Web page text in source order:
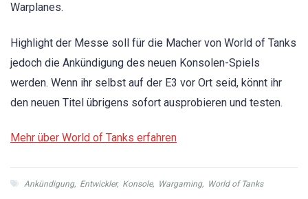
Warplanes.
Highlight der Messe soll für die Macher von World of Tanks
jedoch die Ankündigung des neuen Konsolen-Spiels
werden. Wenn ihr selbst auf der E3 vor Ort seid, könnt ihr
den neuen Titel übrigens sofort ausprobieren und testen.
Mehr über World of Tanks erfahren
Ankündigung, Entwickler, Konsole, Wargaming, World of Tanks